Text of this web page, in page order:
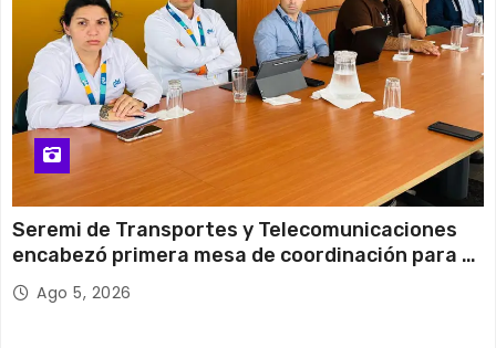
Seremi de Transportes y Telecomunicaciones
encabezó primera mesa de coordinación para el
retiro de cables en desuso en Iquique
Ago 5, 2026